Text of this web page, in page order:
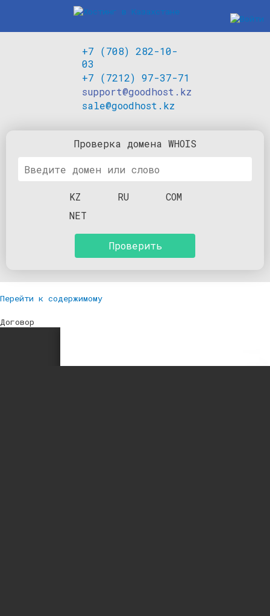
+7 (708) 282-10-
03
+7 (7212) 97-37-71
support@goodhost.kz
sale@goodhost.kz
Проверка домена WHOIS
Проверить
KZ RU
COM
NET
Перейти к содержимому
Договор